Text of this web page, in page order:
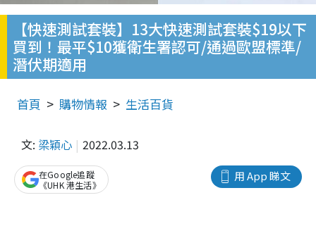
【快速測試套裝】13大快速測試套裝$19以下
買到！最平$10獲衛生署認可/通過歐盟標準/
潛伏期適用
首頁 購物情報 生活百貨
文: 梁穎心 2022.03.13
用 App 睇文
在Google追蹤
《UHK 港生活》